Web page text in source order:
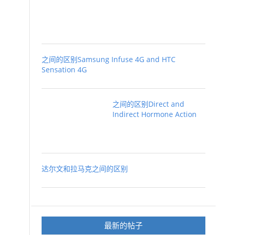
之间的区别Samsung Infuse 4G and HTC
Sensation 4G
之间的区别Direct and
Indirect Hormone Action
达尔文和拉马克之间的区别
最新的帖子